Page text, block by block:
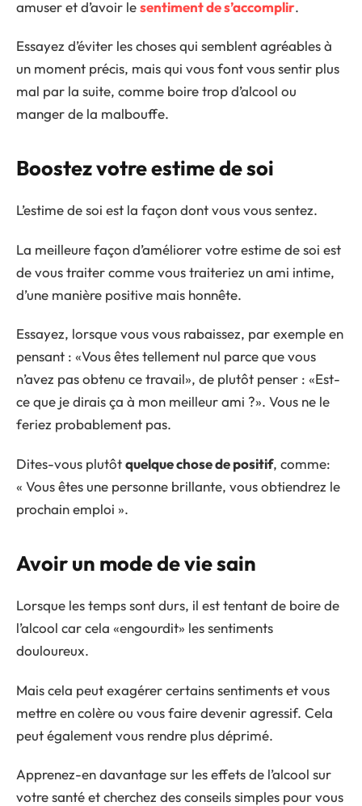
amuser et d’avoir lesentiment de s’accomplir.
Essayez d’éviter les choses qui semblent agréables à
un moment précis, mais qui vous font vous sentir plus
mal par la suite, comme boire trop d’alcool ou
manger de la malbouffe.
Boostez votre estime de soi
L’estime de soi est la façon dont vous vous sentez.
La meilleure façon d’améliorer votre estime de soi est
de vous traiter comme vous traiteriez un ami intime,
d’une manière positive mais honnête.
Essayez, lorsque vous vous rabaissez, par exemple en
pensant : «Vous êtes tellement nul parce que vous
n’avez pas obtenu ce travail», de plutôt penser : «Est-
ce que je dirais ça à mon meilleur ami ?». Vous ne le
feriez probablement pas.
Dites-vous plutôtquelque chose de positif, comme:
« Vous êtes une personne brillante, vous obtiendrez le
prochain emploi ».
Avoir un mode de vie sain
Lorsque les temps sont durs, il est tentant de boire de
l’alcool car cela «engourdit» les sentiments
douloureux.
Mais cela peut exagérer certains sentiments et vous
mettre en colère ou vous faire devenir agressif. Cela
peut également vous rendre plus déprimé.
Apprenez-en davantage sur les effets de l’alcool sur
votre santé et cherchez des conseils simples pour vous